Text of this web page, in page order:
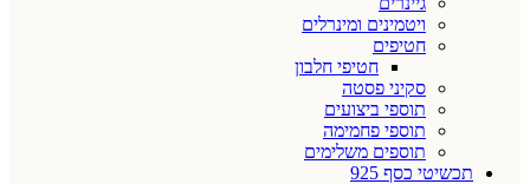
ויטמינים ומינרלים
חטיפים
חטיפי חלבון
סקיני פסטה
תוספי ביצועים
תוספי פחמימה
תוספים משלימים
תכשיטי כסף 925